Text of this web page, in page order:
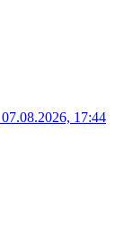
07.08.2026, 17:44